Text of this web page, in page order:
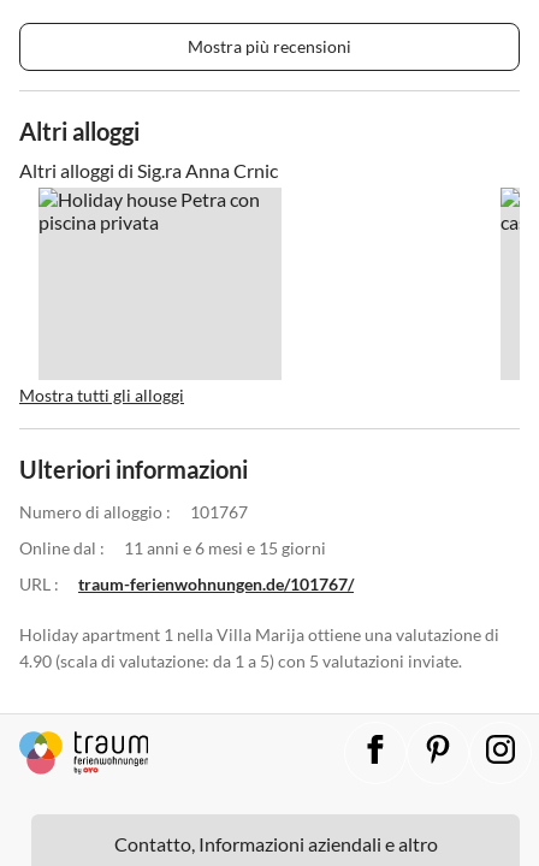
Mostra più recensioni
Altri alloggi
Altri alloggi di Sig.ra Anna Crnic
Mostra tutti gli alloggi
Ulteriori informazioni
Numero di alloggio :
101767
Online dal :
11 anni e 6 mesi e 15 giorni
URL :
traum-ferienwohnungen.de/101767/
Holiday apartment 1 nella Villa Marija ottiene una valutazione di
4.90 (scala di valutazione: da 1 a 5) con 5 valutazioni inviate.
Contatto, Informazioni aziendali e altro